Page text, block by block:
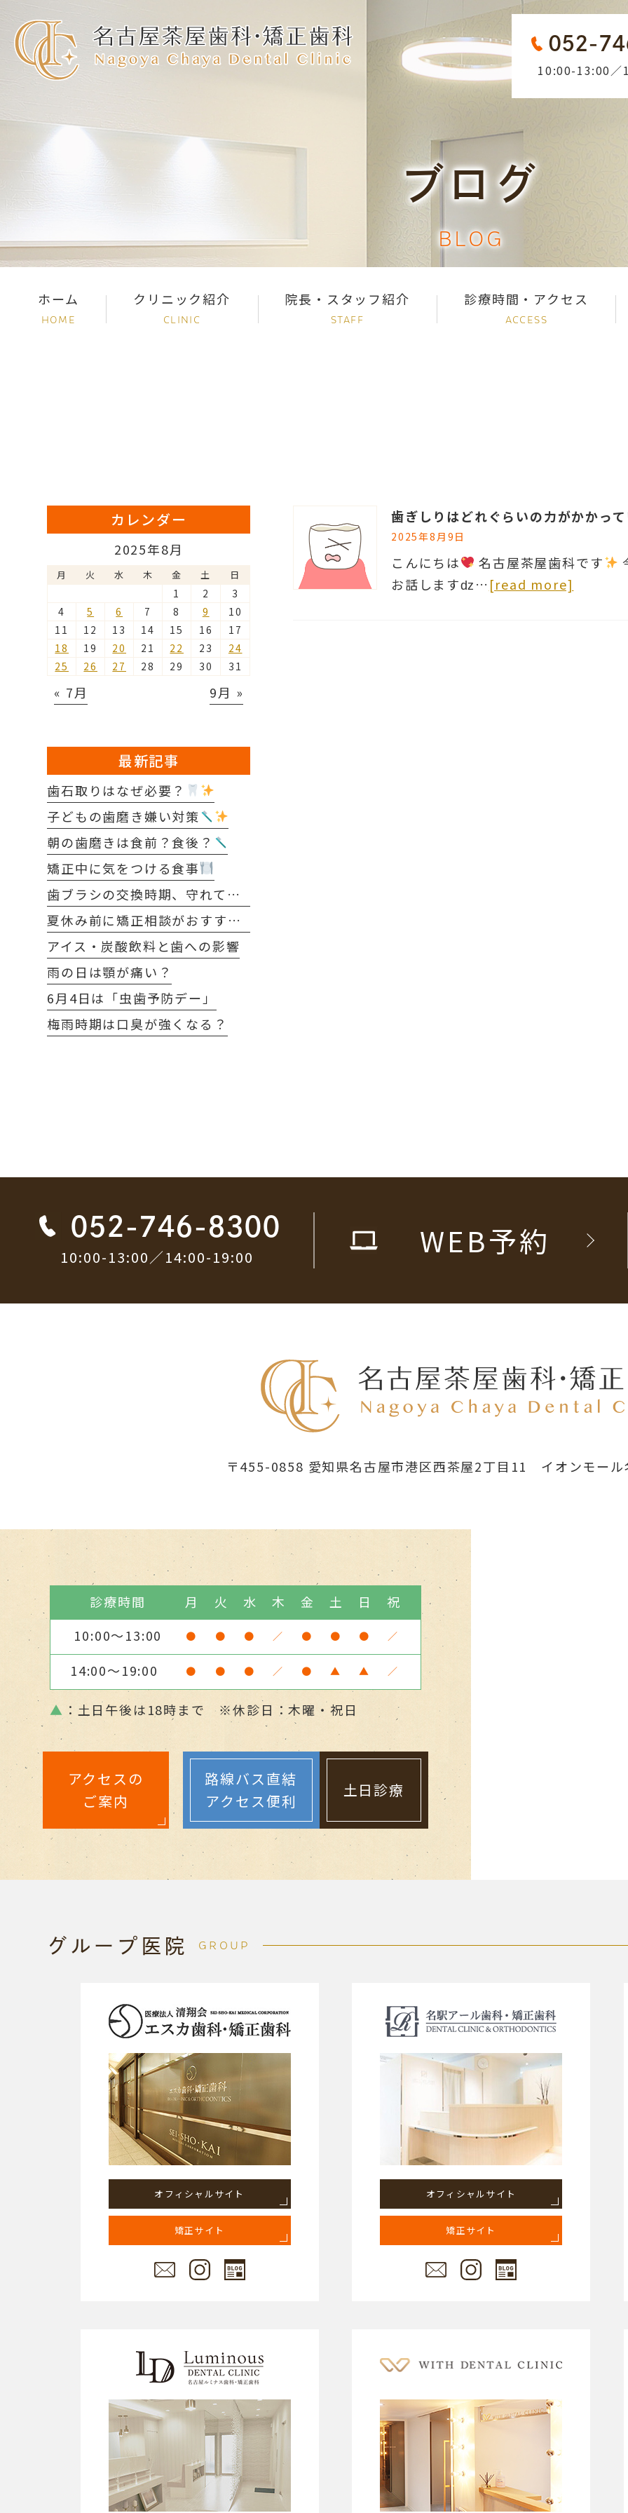
052-
10:00-13:00／
ブログ
BLOG
ホーム
HOME
クリニック紹介
CLINIC
院長・スタッフ紹介
STAFF
診療時間・アクセス
ACCESS
歯ぎしりはどれぐらいの力がかかっ
2025年8月9日
こんにちは 名古屋茶屋歯科です
お話しますǳ… [read more]
カレンダー
2025年8月
月 火 水 木 金 土 日
1 2
3
4
5 6 7 8 9
10
11
12 13 14 15 16
17
18
19 20 21 22 23
24
25
26 27 28 29 30 31
« 7月 9月 »
最新記事
歯石取りはなぜ必要？
子どもの歯磨き嫌い対策
朝の歯磨きは食前？食後？
矯正中に気をつける食事
歯ブラシの交換時期、守れていますか？
夏休み前に矯正相談がおすすめな理由
アイス・炭酸飲料と歯への影響
雨の日は顎が痛い？
6月4日は「虫歯予防デー」
梅雨時期は口臭が強くなる？
052-746-8300
10:00-13:00／14:00-19:00 WEB予約
〒455-0858 愛知県名古屋市港区西茶屋2丁目11 イオンモール
診療時間 月 火 水 木 金 土 日
祝
10:00～13:00
● ● ● ／ ● ● ● ／
14:00～19:00 ● ● ● ／ ● ▲ ▲ ／
▲ ：土日午後は18時まで ※休診日：木曜・祝日
アクセスの
ご案内
路線バス直結
アクセス便利
土日診療
グループ医院 GROUP
オフィシャルサイト
矯正サイト
オフィシャルサイト
矯正サイト